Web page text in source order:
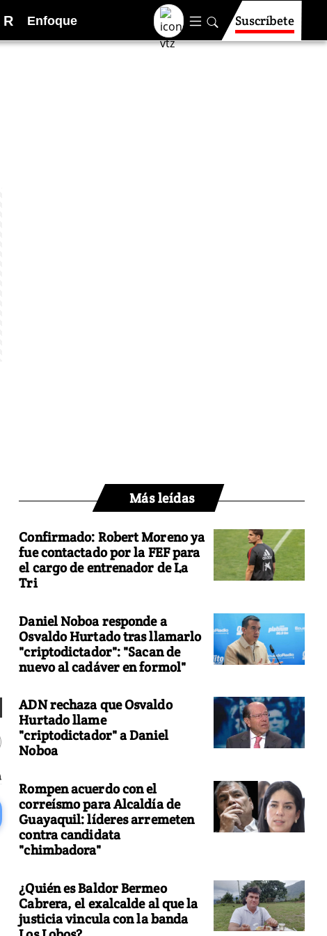
R Enfoque Suscríbete
Más leídas
Confirmado: Robert Moreno ya
fue contactado por la FEF para
el cargo de entrenador de La
Tri
Daniel Noboa responde a
Osvaldo Hurtado tras llamarlo
"criptodictador": "Sacan de
nuevo al cadáver en formol"
ADN rechaza que Osvaldo
Hurtado llame
"criptodictador" a Daniel
Noboa
Rompen acuerdo con el
correísmo para Alcaldía de
Guayaquil: líderes arremeten
contra candidata
"chimbadora"
¿Quién es Baldor Bermeo
Cabrera, el exalcalde al que la
justicia vincula con la banda